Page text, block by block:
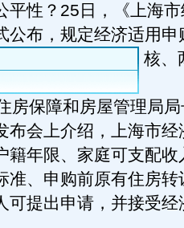
平性？25日，《上海
公布，规定经济适用申
核、
保障和房屋管理局局
布会上介绍，上海市经
籍年限、家庭可支配收
准、申购前原有住房转
可提出申请，并接受经